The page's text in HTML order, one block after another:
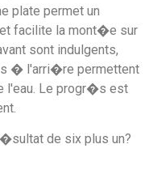
plate permet un
facilite la mont�e sur
sont indulgents,
� l'arri�re permettent
l'eau. Le progr�s est
de six plus un?